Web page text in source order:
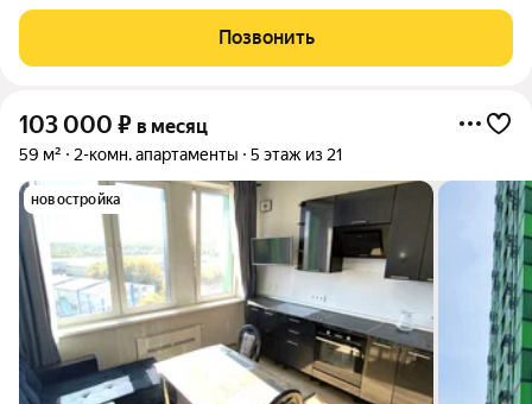
потолками площадью 46 м2, расположенная на четвертом
этаже нового арендного дома класса Матч
Позвонить
103 000 ₽ в месяц
59 м² 2-комн. апартаменты 5 этаж из 21
новостройка